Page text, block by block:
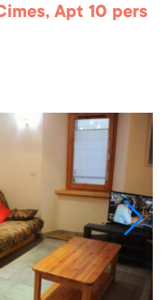
Apt 10 pers